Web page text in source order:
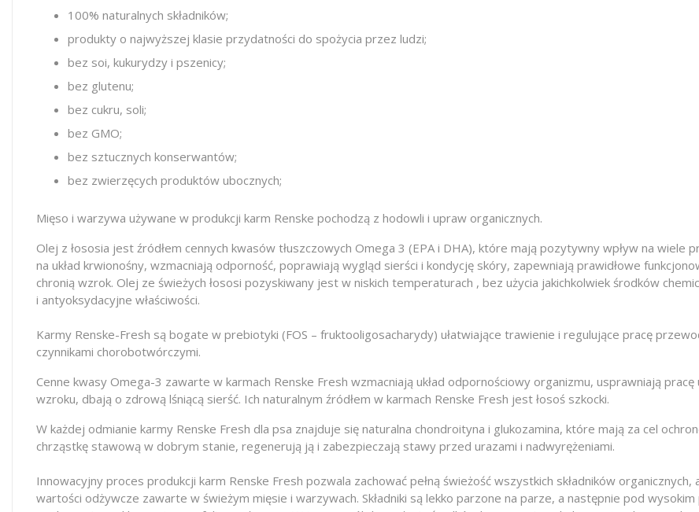
100% naturalnych składników;
produkty o najwyższej klasie przydatności do spożycia przez ludzi;
bez soi, kukurydzy i pszenicy;
bez glutenu;
bez cukru, soli;
bez GMO;
bez sztucznych konserwantów;
bez zwierzęcych produktów ubocznych;
Mięso i warzywa używane w produkcji karm Renske pochodzą z hodowli i upraw organicznych.
Olej z łososia jest źródłem cennych kwasów tłuszczowych Omega 3 (EPA i DHA), które mają pozytywny wpływ na wiele
na układ krwionośny, wzmacniają odporność, poprawiają wygląd sierści i kondycję skóry, zapewniają prawidłowe
chronią wzrok. Olej ze świeżych łososi pozyskiwany jest w niskich temperaturach , bez użycia jakichkolwiek środków
i antyoksydacyjne właściwości.
Karmy Renske-Fresh są bogate w prebiotyki (FOS – fruktooligosacharydy) ułatwiające trawienie i regulujące pracę
czynnikami chorobotwórczymi.
Cenne kwasy Omega-3 zawarte w karmach Renske Fresh wzmacniają układ odpornościowy organizmu, usprawniają
wzroku, dbają o zdrową lśniącą sierść. Ich naturalnym źródłem w karmach Renske Fresh jest łosoś szkocki.
W każdej odmianie karmy Renske Fresh dla psa znajduje się naturalna chondroityna i glukozamina, które mają za cel
chrząstkę stawową w dobrym stanie, regenerują ją i zabezpieczają stawy przed urazami i nadwyrężeniami.
Innowacyjny proces produkcji karm Renske Fresh pozwala zachować pełną świeżość wszystkich składników
wartości odżywcze zawarte w świeżym mięsie i warzywach. Składniki są lekko parzone na parze, a następnie pod